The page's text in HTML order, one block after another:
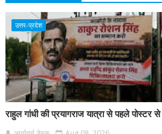
उत्तर-प्रदेश
राहुल गांधी की प्रयागराज यात्रा से पहले पोस्टर